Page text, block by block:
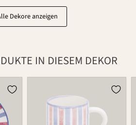
Dekore anzeigen
IN DIESEM DEKOR